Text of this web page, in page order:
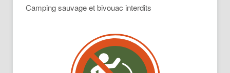
Camping sauvage et bivouac interdits